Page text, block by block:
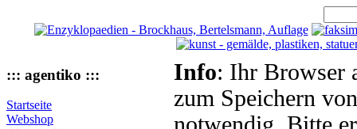
::: agentiko :::
Startseite
Webshop
Info: Ihr Browser
zum Speichern